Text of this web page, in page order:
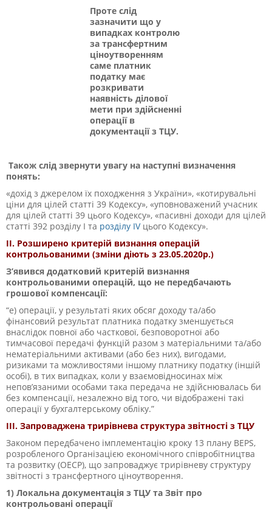
Проте слід
зазначити що у
випадках контролю
за трансфертним
ціноутворенням
саме платник
податку має
розкривати
наявність ділової
мети при здійсненні
операції в
документації з ТЦУ.
Також слід звернути увагу на наступні визначення
понять:
«дохід з джерелом їх походження з України», «котирувальні
ціни для цілей статті 39 Кодексу», «уповноважений учасник
для цілей статті 39 цього Кодексу», «пасивні доходи для цілей
статті 392 розділу І та розділу IVцього Кодексу».
ІІ. Розширено критерій визнання операцій
контрольованими (зміни діють з 23.05.2020р.)
З’явився додатковий критерій визнання
контрольованими операцій, що не передбачають
грошової компенсації:
“е) операції, у результаті яких обсяг доходу та/або
фінансовий результат платника податку зменшується
внаслідок повної або часткової, безповоротної або
тимчасової передачі функцій разом з матеріальними та/або
нематеріальними активами (або без них), вигодами,
ризиками та можливостями іншому платнику податку (іншій
особі), в тих випадках, коли у взаємовідносинах між
непов’язаними особами така передача не здійснювалась би
без компенсації, незалежно від того, чи відображені такі
операції у бухгалтерському обліку.”
ІІІ. Запроваджена трирівнева структура звітності з ТЦУ
Законом передбачено імплементацію кроку 13 плану BEPS,
розробленого Організацією економічного співробітництва
та розвитку (OECР), що запроваджує трирівневу структуру
звітності з трансфертного ціноутворення.
1) Локальна документація з ТЦУ та Звіт про
контрольовані операції